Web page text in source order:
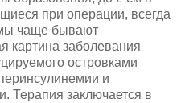
при операции, всегда
чаще бывают
картина заболева­ния
островками
и
Терапия заключается в